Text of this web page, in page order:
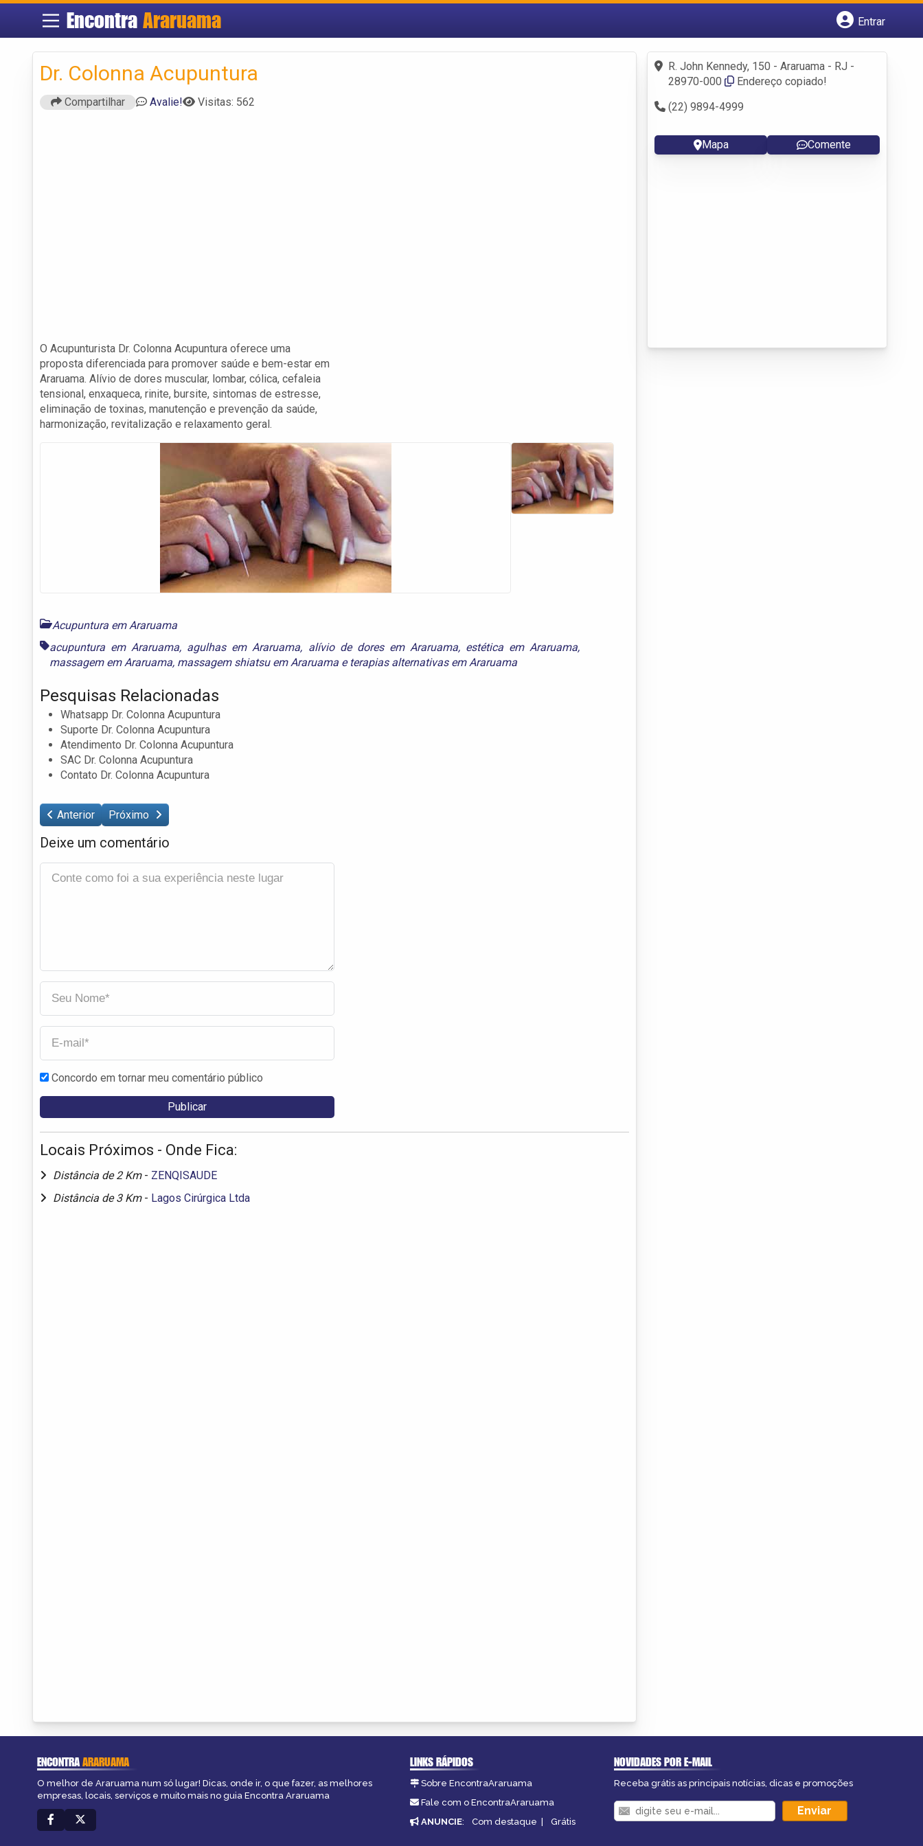
EncontraAraruama
Entrar
Fazer login
Criar conta
Dr. Colonna Acupuntura
Compartilhar Avalie! Visitas: 562
O Acupunturista Dr. Colonna Acupuntura oferece uma
proposta diferenciada para promover saúde e bem-estar em
Araruama. Alívio de dores muscular, lombar, cólica, cefaleia
tensional, enxaqueca, rinite, bursite, sintomas de estresse,
eliminação de toxinas, manutenção e prevenção da saúde,
harmonização, revitalização e relaxamento geral.
Acupuntura em Araruama
acupuntura em Araruama, agulhas em Araruama, alívio de dores em Araruama, estética em Araruama,
massagem em Araruama, massagem shiatsu em Araruama e terapias alternativas em Araruama
Pesquisas Relacionadas
Whatsapp Dr. Colonna Acupuntura
Suporte Dr. Colonna Acupuntura
Atendimento Dr. Colonna Acupuntura
SAC Dr. Colonna Acupuntura
Contato Dr. Colonna Acupuntura
Anterior Próximo
Deixe um comentário
Concordo em tornar meu comentário público
Locais Próximos - Onde Fica:
Distância de 2 Km - ZENQISAUDE
Distância de 3 Km - Lagos Cirúrgica Ltda
R. John Kennedy, 150 - Araruama - RJ -
28970-000
Endereço copiado!
(22) 9894-4999
Mapa Comente
ENCONTRAARARUAMA
O melhor de Araruama num só lugar! Dicas, onde ir, o que fazer, as melhores
empresas, locais, serviços e muito mais no guia Encontra Araruama
LINKS RÁPIDOS
Sobre EncontraAraruama
Fale com o EncontraAraruama
ANUNCIE: Com destaque | Grátis
NOVIDADES POR E-MAIL
Receba grátis as principais notícias, dicas e promoções